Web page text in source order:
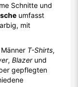
Schnitte und
umfasst
mit
T-Shirts,
, Blazerund
gepflegten